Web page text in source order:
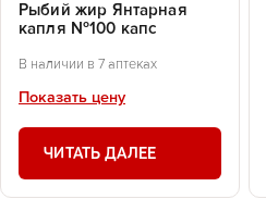
Рыбий жир Янтарная
капля №100 капс
В наличии в 7 аптеках
Показать цену
ЧИТАТЬ ДАЛЕЕ